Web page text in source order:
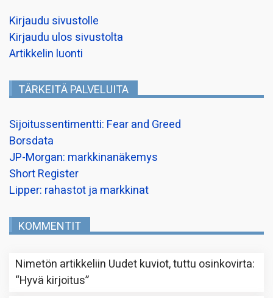
Kirjaudu sivustolle
Kirjaudu ulos sivustolta
Artikkelin luonti
TÄRKEITÄ PALVELUITA
Sijoitussentimentti: Fear and Greed
Borsdata
JP-Morgan: markkinanäkemys
Short Register
Lipper: rahastot ja markkinat
KOMMENTIT
Nimetön artikkeliin Uudet kuviot, tuttu osinkovirta:
“Hyvä kirjoitus”